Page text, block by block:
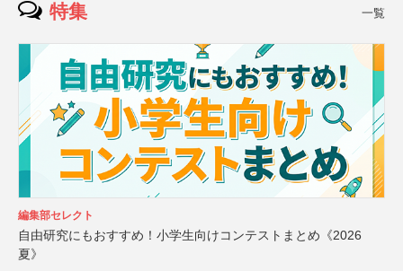
特集 一覧
編集部セレクト
自由研究にもおすすめ！小学生向けコンテストまとめ《2026
夏》